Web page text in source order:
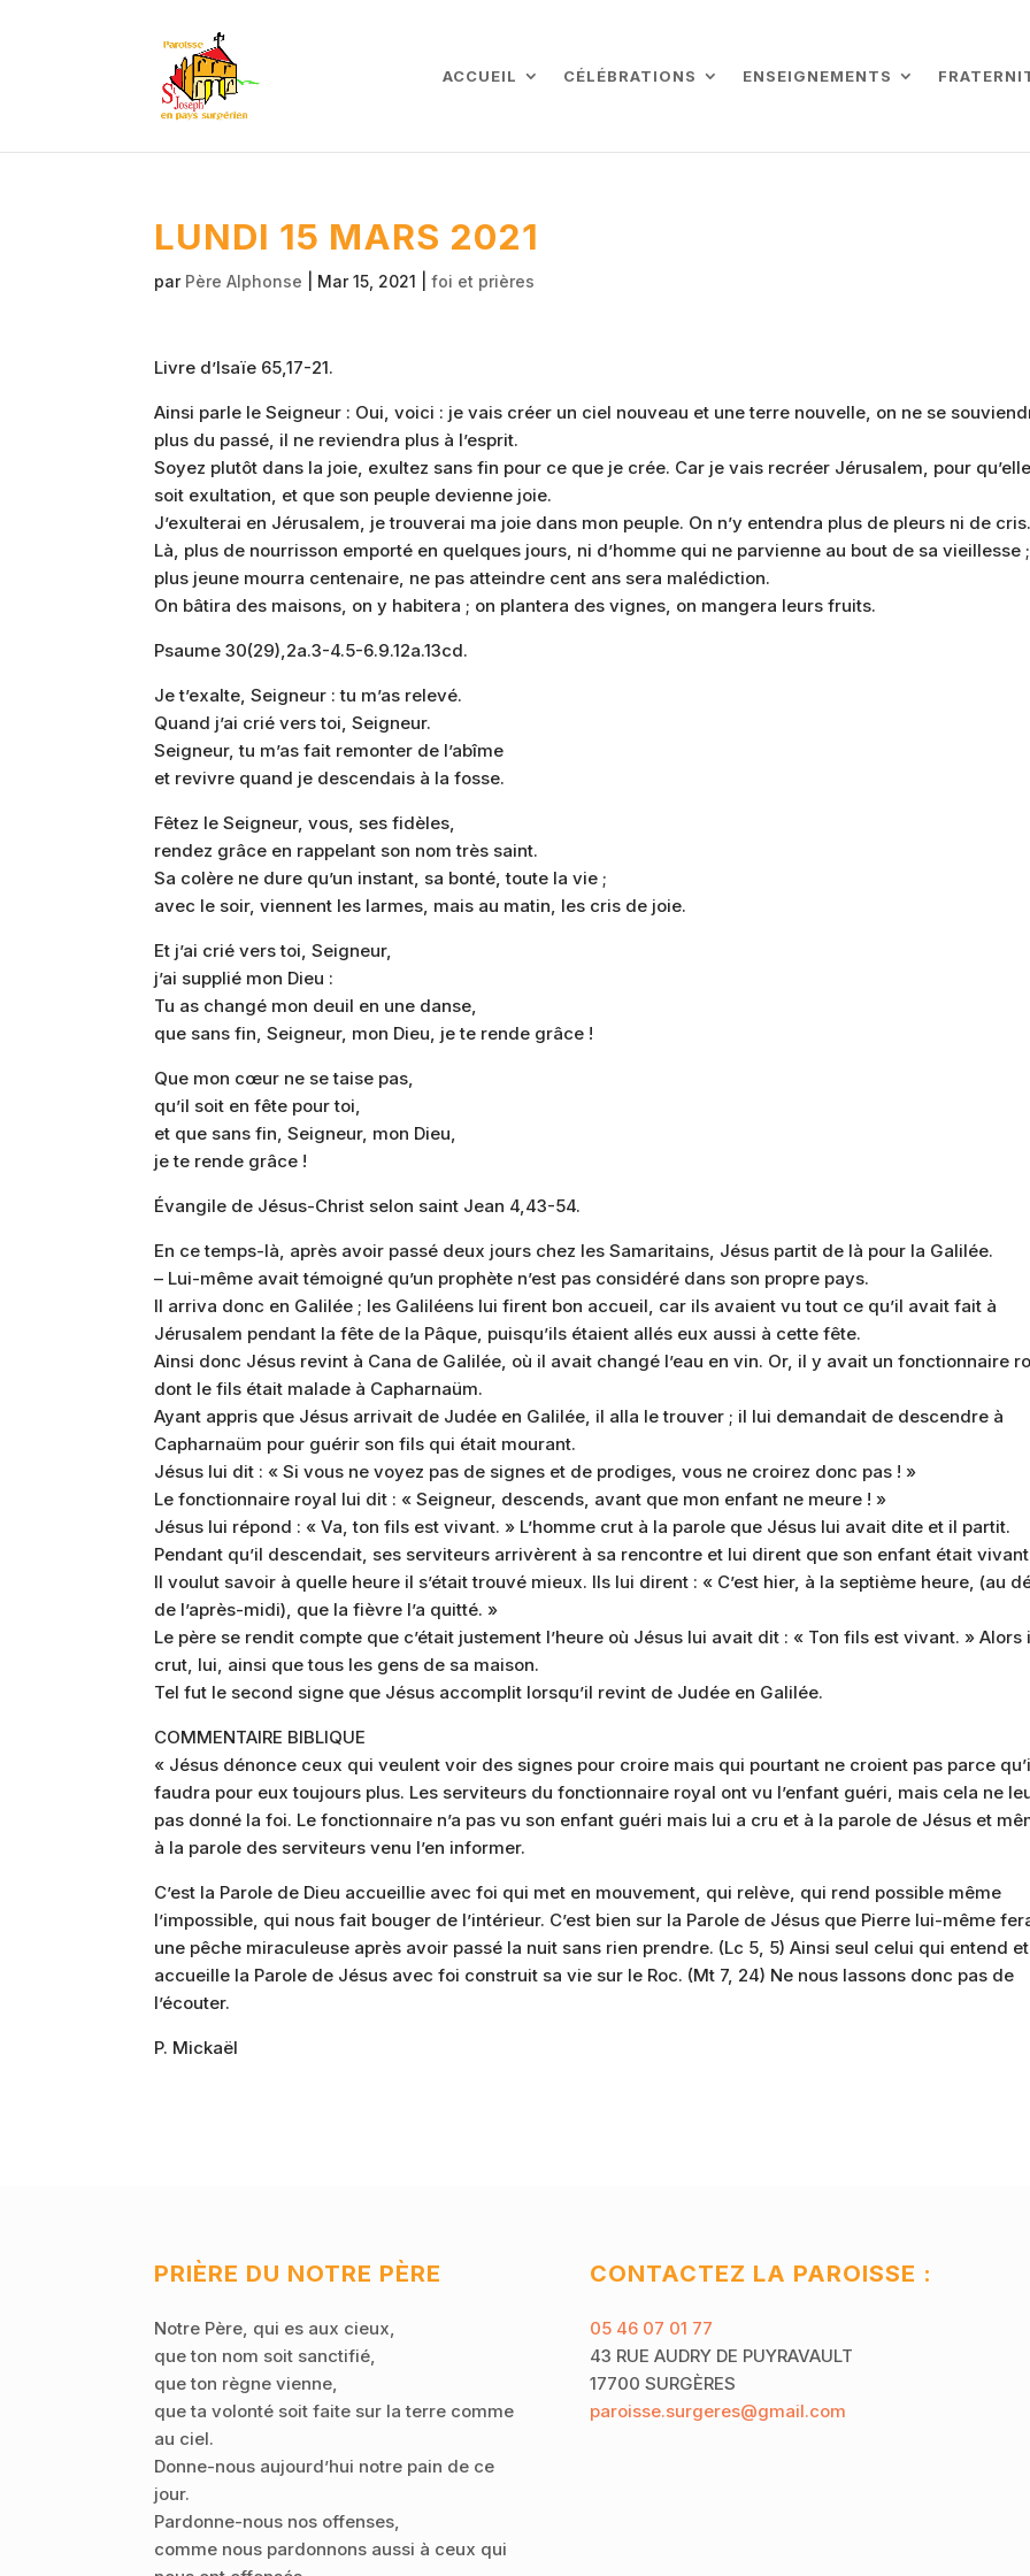
ACCUEIL CÉLÉBRATIONS ENSEIGNEMENTS
LUNDI 15 MARS 2021
par Père Alphonse Mar 15, 2021 |foi et prières
Livre d’Isaïe 65,17-21.
Ainsi parle le Seigneur : Oui, voici : je vais créer un ciel nouveau et une terre nouvelle, on ne se
plus du passé, il ne reviendra plus à l’esprit.
Soyez plutôt dans la joie, exultez sans fin pour ce que je crée. Car je vais recréer Jérusalem, pour qu’elle
soit exultation, et que son peuple devienne joie.
J’exulterai en Jérusalem, je trouverai ma joie dans mon peuple. On n’y entendra plus de pleurs ni de cris.
Là, plus de nourrisson emporté en quelques jours, ni d’homme qui ne parvienne au bout de sa vieillesse
plus jeune mourra centenaire, ne pas atteindre cent ans sera malédiction.
On bâtira des maisons, on y habitera ; on plantera des vignes, on mangera leurs fruits.
Psaume 30(29),2a.3-4.5-6.9.12a.13cd.
Je t’exalte, Seigneur : tu m’as relevé.
Quand j’ai crié vers toi, Seigneur.
Seigneur, tu m’as fait remonter de l’abîme
et revivre quand je descendais à la fosse.
Fêtez le Seigneur, vous, ses fidèles,
rendez grâce en rappelant son nom très saint.
Sa colère ne dure qu’un instant, sa bonté, toute la vie ;
avec le soir, viennent les larmes, mais au matin, les cris de joie.
Et j’ai crié vers toi, Seigneur,
j’ai supplié mon Dieu :
Tu as changé mon deuil en une danse,
que sans fin, Seigneur, mon Dieu, je te rende grâce !
Que mon cœur ne se taise pas,
qu’il soit en fête pour toi,
et que sans fin, Seigneur, mon Dieu,
je te rende grâce !
Évangile de Jésus-Christ selon saint Jean 4,43-54.
En ce temps-là, après avoir passé deux jours chez les Samaritains, Jésus partit de là pour la Galilée.
– Lui-même avait témoigné qu’un prophète n’est pas considéré dans son propre pays.
Il arriva donc en Galilée ; les Galiléens lui firent bon accueil, car ils avaient vu tout ce qu’il avait fait à
Jérusalem pendant la fête de la Pâque, puisqu’ils étaient allés eux aussi à cette fête.
Ainsi donc Jésus revint à Cana de Galilée, où il avait changé l’eau en vin. Or, il y avait un fonctionnaire
dont le fils était malade à Capharnaüm.
Ayant appris que Jésus arrivait de Judée en Galilée, il alla le trouver ; il lui demandait de descendre à
Capharnaüm pour guérir son fils qui était mourant.
Jésus lui dit : « Si vous ne voyez pas de signes et de prodiges, vous ne croirez donc pas ! »
Le fonctionnaire royal lui dit : « Seigneur, descends, avant que mon enfant ne meure ! »
Jésus lui répond : « Va, ton fils est vivant. » L’homme crut à la parole que Jésus lui avait dite et il partit.
Pendant qu’il descendait, ses serviteurs arrivèrent à sa rencontre et lui dirent que son enfant était
Il voulut savoir à quelle heure il s’était trouvé mieux. Ils lui dirent : « C’est hier, à la septième heure, (au
de l’après-midi), que la fièvre l’a quitté. »
Le père se rendit compte que c’était justement l’heure où Jésus lui avait dit : « Ton fils est vivant. » Alors
crut, lui, ainsi que tous les gens de sa maison.
Tel fut le second signe que Jésus accomplit lorsqu’il revint de Judée en Galilée.
COMMENTAIRE BIBLIQUE
« Jésus dénonce ceux qui veulent voir des signes pour croire mais qui pourtant ne croient pas parce
faudra pour eux toujours plus. Les serviteurs du fonctionnaire royal ont vu l’enfant guéri, mais cela ne
pas donné la foi. Le fonctionnaire n’a pas vu son enfant guéri mais lui a cru et à la parole de Jésus et
à la parole des serviteurs venu l’en informer.
C’est la Parole de Dieu accueillie avec foi qui met en mouvement, qui relève, qui rend possible même
l’impossible, qui nous fait bouger de l’intérieur. C’est bien sur la Parole de Jésus que Pierre lui-même
une pêche miraculeuse après avoir passé la nuit sans rien prendre. (Lc 5, 5) Ainsi seul celui qui entend et
accueille la Parole de Jésus avec foi construit sa vie sur le Roc. (Mt 7, 24) Ne nous lassons donc pas de
l’écouter.
P. Mickaël
PRIÈRE DU NOTRE PÈRE
Notre Père, qui es aux cieux,
que ton nom soit sanctifié,
que ton règne vienne,
que ta volonté soit faite sur la terre comme
au ciel.
Donne-nous aujourd’hui notre pain de ce
jour.
Pardonne-nous nos offenses,
comme nous pardonnons aussi à ceux qui
CONTACTEZ LA PAROISSE :
05 46 07 01 77
43 RUE AUDRY DE PUYRAVAULT
17700 SURGÈRES
paroisse.surgeres@gmail.com